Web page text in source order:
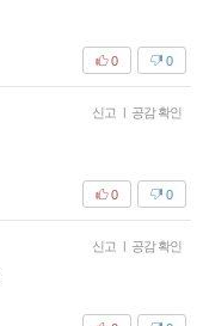
0
0
신고 | 공감 확인
0
0
신고 | 공감 확인